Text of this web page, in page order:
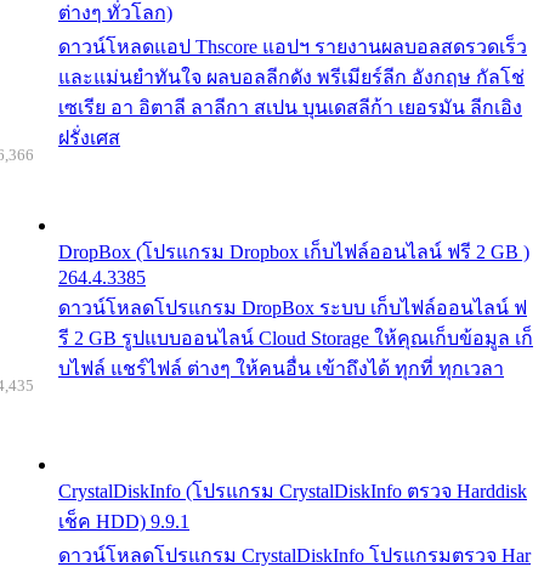
ต่างๆ ทั่วโลก)
ดาวน์โหลดแอป Thscore แอปฯ รายงานผลบอลสดรวดเร็ว
และแม่นยำทันใจ ผลบอลลีกดัง พรีเมียร์ลีก อังกฤษ กัลโช่
เซเรีย อา อิตาลี ลาลีกา สเปน บุนเดสลีก้า เยอรมัน ลีกเอิง
ฝรั่งเศส
DropBox (โปรแกรม Dropbox เก็บไฟล์ออนไลน์ ฟรี 2 GB )
264.4.3385
ดาวน์โหลดโปรแกรม DropBox ระบบ เก็บไฟล์ออนไลน์ ฟ
รี 2 GB รูปแบบออนไลน์ Cloud Storage ให้คุณเก็บข้อมูล เก็
บไฟล์ แชร์ไฟล์ ต่างๆ ให้คนอื่น เข้าถึงได้ ทุกที่ ทุกเวลา
CrystalDiskInfo (โปรแกรม CrystalDiskInfo ตรวจ Harddisk
เช็ค HDD) 9.9.1
ดาวน์โหลดโปรแกรม CrystalDiskInfo โปรแกรมตรวจ Har